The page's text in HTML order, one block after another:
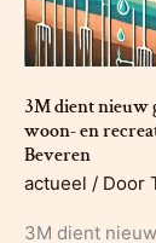
3M dient nieuw
woon- en
Beveren
actueel / Door
3M dient